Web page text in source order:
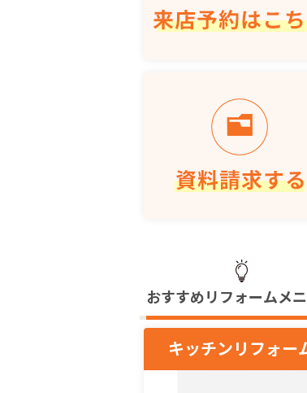
おすすめリフォームメ
キッチンリフォー